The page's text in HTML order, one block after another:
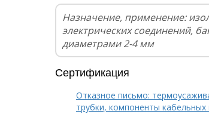
Назначение, применение:
электрических соединений,
диаметрами 2-4 мм
Сертификация
Отказное письмо:
трубки, компоненты